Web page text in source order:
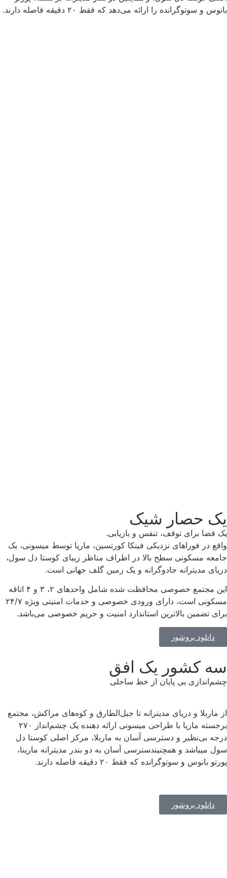
سوتوگرانده را ارائه می‌دهد که فقط ۲۰ دقیقه فاصله دارند.
حصار شیک
برای توقف، تنفس و بازیابی.
در فوراهای نزدیکی فینکا کورتسین، ماریا توسط میسونی، یک
مسکونی سطح بالا در اطراف مناظر زیبای کوستا دل سول،
مدیترانه جادوگرانه و یک زمین گلف جهانی است.
این مجتمع خصوصی محافظت شده شامل واحدهای ۲، ۳ و ۴ اتاقه
مسکونی است، دارای ورودی خصوصی و خدمات امنیتی ویژه ۲۴/۷
تضمین بالاترین استاندارد امنیت و حریم خصوصی می‌باشد.
بروشور
کشور یک افق
بی پایان از خط ساحلی
و دریای مدیترانه تا جبل‌الطارق و کوه‌های مراکش، مجتمع
برجسته ماریا با طراحی میسونی ارائه دهنده یک چشم‌انداز ۲۷۰
بی‌نظیر و دسترسی آسان به ماربلا، مرکز اصلی کوستا دل
و همچنیندسترسی آسان به دو بندر مدیترانه مارینا،
و سوتوگرانده که فقط ۲۰ دقیقه فاصله دارند.
بروشور